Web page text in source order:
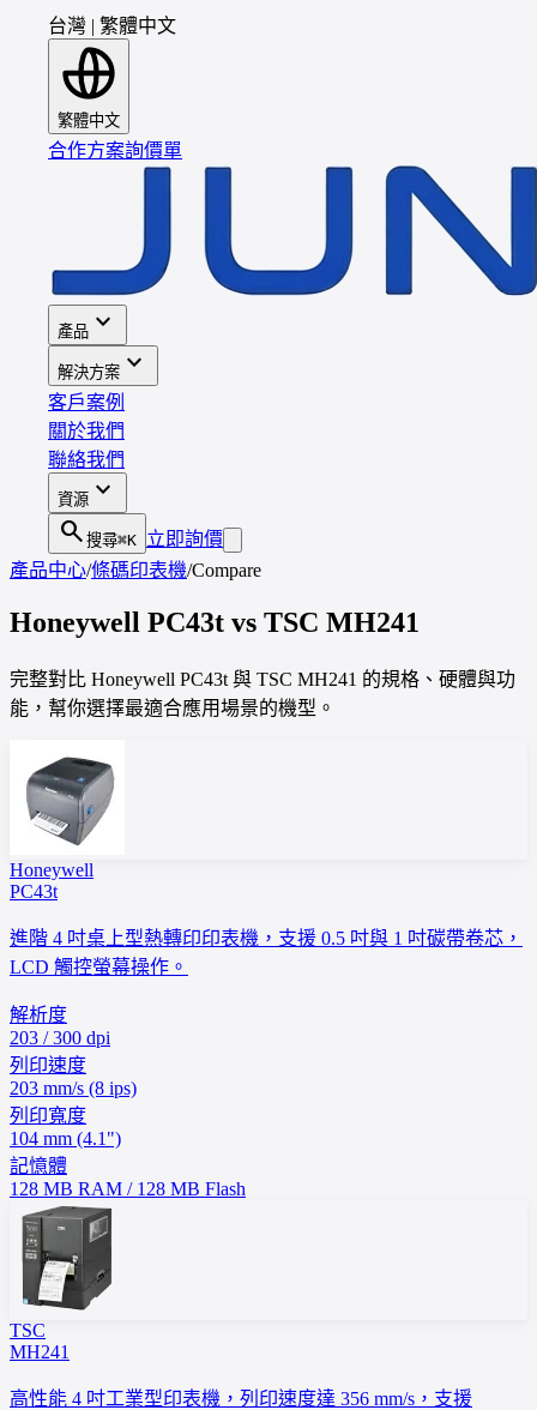
台灣 | 繁體中文
繁體中文
合作方案詢價單
產品 expand_more
解決方案 expand_more
客戶案例
關於我們
聯絡我們
資源 expand_more
search 搜尋⌘K 立即詢價
產品中心/條碼印表機/Compare
Honeywell PC43t vs TSC MH241
完整對比 Honeywell PC43t 與 TSC MH241 的規格、硬體與功
能，幫你選擇最適合應用場景的機型。
Honeywell
PC43t
進階 4 吋桌上型熱轉印印表機，支援 0.5 吋與 1 吋碳帶卷芯，
LCD 觸控螢幕操作。
解析度
203 / 300 dpi
列印速度
203 mm/s (8 ips)
列印寬度
104 mm (4.1")
記憶體
128 MB RAM / 128 MB Flash
TSC
MH241
高性能 4 吋工業型印表機，列印速度達 356 mm/s，支援